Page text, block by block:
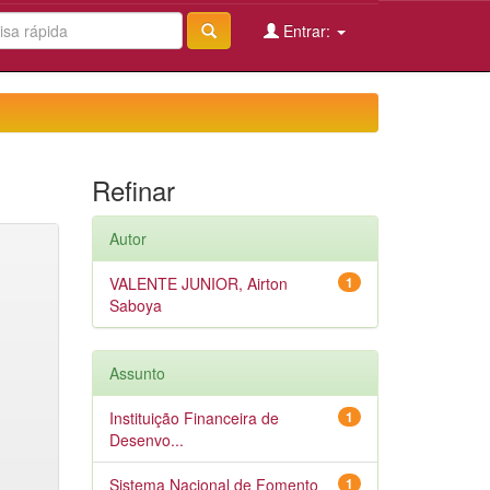
Entrar:
Refinar
Autor
1
VALENTE JUNIOR, Airton
Saboya
Assunto
1
Instituição Financeira de
Desenvo...
1
Sistema Nacional de Fomento